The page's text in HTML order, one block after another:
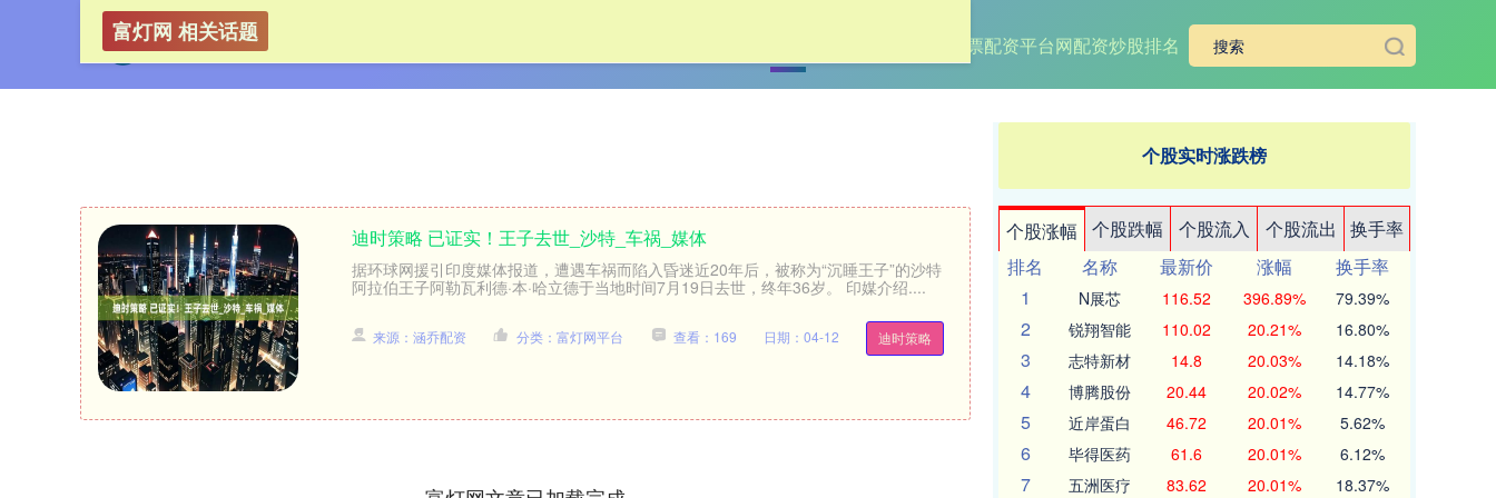
股票配资平台网配资炒股排名
富灯网 相关话题
迪时策略 已证实！王子去世_沙特_车祸_媒体
据环球网援引印度媒体报道，遭遇车祸而陷入昏迷近20年后，被称为“沉睡王子”的沙特
阿拉伯王子阿勒瓦利德·本·哈立德于当地时间7月19日去世，终年36岁。 印媒介绍....
迪时策略
来源：涵乔配资 分类：富灯网平台 查看：169 日期：04-12
个股实时涨跌榜
个股涨幅 个股跌幅 个股流入 个股流出
换手率
排名
名称 最新价 涨幅
换手率
1
N展芯 116.52 396.89% 79.39%
2 锐翔智能 110.02 20.21% 16.80%
3 志特新材 14.8 20.03% 14.18%
4 博腾股份 20.44 20.02% 14.77%
5 近岸蛋白 46.72 20.01% 5.62%
6 毕得医药 61.6 20.01% 6.12%
7 五洲医疗 83.62 20.01% 18.37%